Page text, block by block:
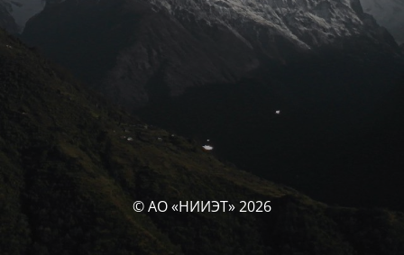
© АО «НИИЭТ» 2026